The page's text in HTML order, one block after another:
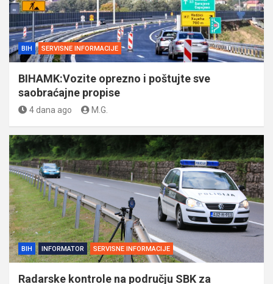
BIH SERVISNE INFORMACIJE
BIHAMK:Vozite oprezno i poštujte sve
saobraćajne propise
4 dana ago M.G.
BIH INFORMATOR SERVISNE INFORMACIJE
Radarske kontrole na području SBK za